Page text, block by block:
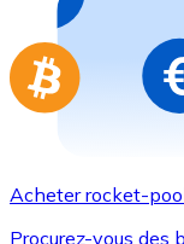
Aller à la
Acheter rocket-
Procurez-vous des